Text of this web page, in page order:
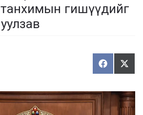
танхимын гишүүдийг
Х
у
а
а
л
Т
ү
э
э
х